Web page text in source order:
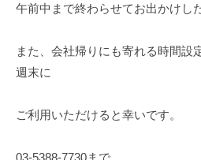
午前中まで終わらせてお出かけし
また、会社帰りにも寄れる時間設
週末に
ご利用いただけると幸いです。